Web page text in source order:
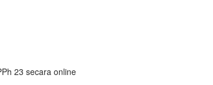
23 secara online